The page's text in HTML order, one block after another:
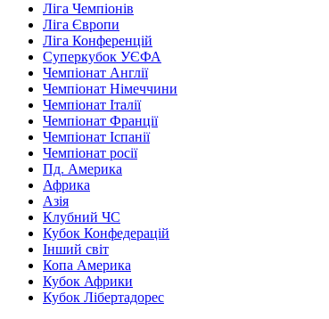
Ліга Чемпіонів
Ліга Європи
Ліга Конференцій
Суперкубок УЄФА
Чемпіонат Англії
Чемпіонат Німеччини
Чемпіонат Італії
Чемпіонат Франції
Чемпіонат Іспанії
Чемпіонат росії
Пд. Америка
Африка
Азія
Клубний ЧС
Кубок Конфедерацій
Інший світ
Копа Америка
Кубок Африки
Кубок Лібертадорес